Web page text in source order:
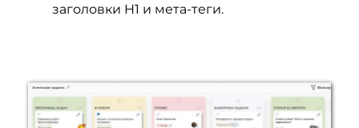
заголовки H1 и мета-теги.